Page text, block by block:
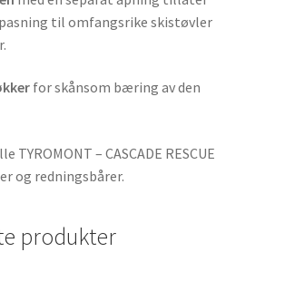
til omfangsrike skistøvler
for skånsom bæring av den
TYROMONT – CASCADE RESCUE
og redningsbårer.
produkter